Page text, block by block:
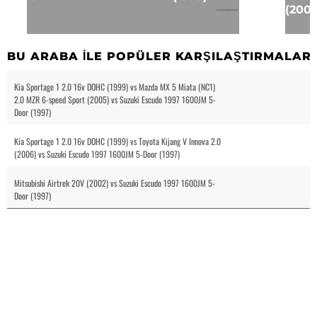
BU ARABA ILE POPÜLER KARŞILAŞTIRMALAR
Kia Sportage 1 2.0 16v DOHC (1999) vs Mazda MX 5 Miata (NC1)
2.0 MZR 6-speed Sport (2005) vs Suzuki Escudo 1997 1600JM 5-
Door (1997)
Kia Sportage 1 2.0 16v DOHC (1999) vs Toyota Kijang V Innova 2.0
(2006) vs Suzuki Escudo 1997 1600JM 5-Door (1997)
Mitsubishi Airtrek 20V (2002) vs Suzuki Escudo 1997 1600JM 5-
Door (1997)